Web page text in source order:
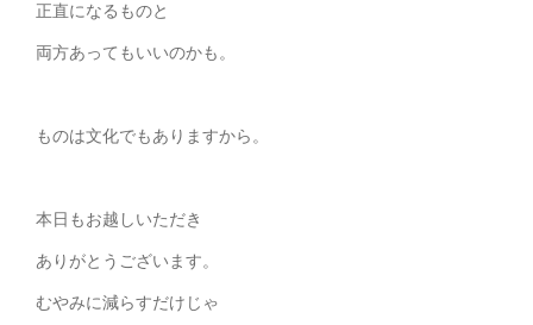
正直になるものと
両方あってもいいのかも。
ものは文化でもありますから。
本日もお越しいただき
ありがとうございます。
むやみに減らすだけじゃ